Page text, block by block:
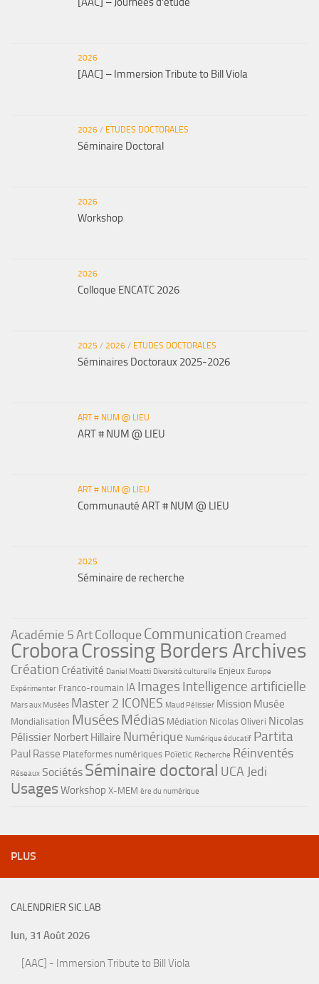
2026
[AAC] – Immersion Tribute to Bill Viola
2026 / ETUDES DOCTORALES
Séminaire Doctoral
2026
Workshop
2026
Colloque ENCATC 2026
2025 / 2026 / ETUDES DOCTORALES
Séminaires Doctoraux 2025-2026
ART # NUM @ LIEU
ART # NUM @ LIEU
ART # NUM @ LIEU
Communauté ART # NUM @ LIEU
2025
Séminaire de recherche
Académie 5ArtColloqueCommunication Creamed
CroboraCrossing Borders Archives
Création Créativité Daniel Moatti Diversité culturelle Enjeux Europe
Expérimenter Franco-roumain IA Images Intelligence artificielle
Mars aux Musées Master 2 ICONES Maud Pélissier Mission Musée
Mondialisation MuséesMédias Médiation Nicolas Oliveri Nicolas
Pélissier Norbert Hillaire Numérique Numérique éducatif Partita
Paul Rasse Plateformes numériques Poïetic Recherche Réinventés
Réseaux Sociétés Séminaire doctoral UCA Jedi
UsagesWorkshop X-MEM ère du numérique
PLUS
CALENDRIER SIC.LAB
lun, 31 Août 2026
[AAC] - Immersion Tribute to Bill Viola